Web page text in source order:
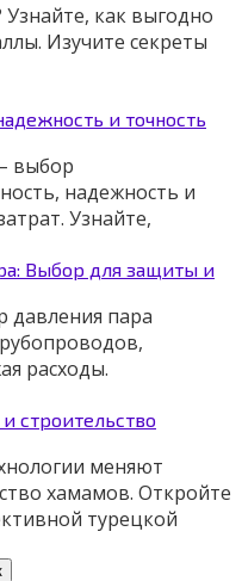
как выгодно
Изучите секреты
и точность
выбор
надежность и
Узнайте,
Выбор для защиты и
давления пара
расходы.
строительство
меняют
хамамов. Откройте
турецкой